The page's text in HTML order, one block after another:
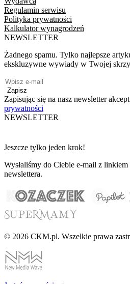
Regulamin serwisu
Polityka prywatności
Kalkulator wynagrodzeń
NEWSLETTER
Żadnego spamu. Tylko najlepsze
ekskluzywne wywiady w Twojej
Zapisz
Zapisując się na nasz newsletter
prywatności
NEWSLETTER
Jeszcze tylko jeden krok!
Wysłaliśmy do Ciebie e-mail z
newslettera.
© 2026 CKM.pl. Wszelkie prawa